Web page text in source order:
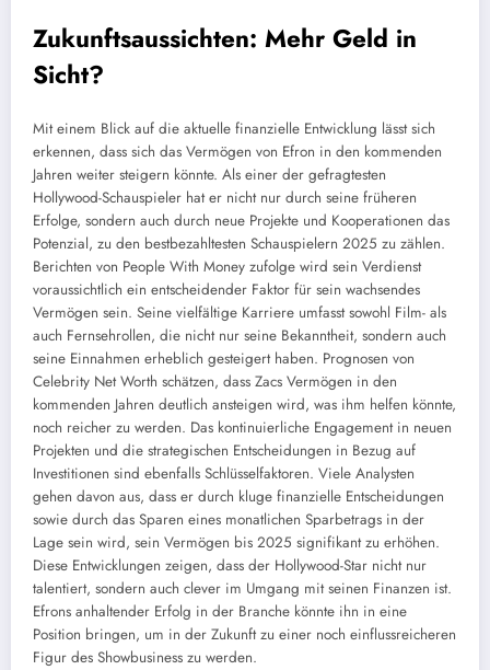
Zukunftsaussichten: Mehr Geld in
Sicht?
Mit einem Blick auf die aktuelle finanzielle Entwicklung lässt sich
erkennen, dass sich das Vermögen von Efron in den kommenden
Jahren weiter steigern könnte. Als einer der gefragtesten
Hollywood-Schauspieler hat er nicht nur durch seine früheren
Erfolge, sondern auch durch neue Projekte und Kooperationen das
Potenzial, zu den bestbezahltesten Schauspielern 2025 zu zählen.
Berichten von People With Money zufolge wird sein Verdienst
voraussichtlich ein entscheidender Faktor für sein wachsendes
Vermögen sein. Seine vielfältige Karriere umfasst sowohl Film- als
auch Fernsehrollen, die nicht nur seine Bekanntheit, sondern auch
seine Einnahmen erheblich gesteigert haben. Prognosen von
Celebrity Net Worth schätzen, dass Zacs Vermögen in den
kommenden Jahren deutlich ansteigen wird, was ihm helfen könnte,
noch reicher zu werden. Das kontinuierliche Engagement in neuen
Projekten und die strategischen Entscheidungen in Bezug auf
Investitionen sind ebenfalls Schlüsselfaktoren. Viele Analysten
gehen davon aus, dass er durch kluge finanzielle Entscheidungen
sowie durch das Sparen eines monatlichen Sparbetrags in der
Lage sein wird, sein Vermögen bis 2025 signifikant zu erhöhen.
Diese Entwicklungen zeigen, dass der Hollywood-Star nicht nur
talentiert, sondern auch clever im Umgang mit seinen Finanzen ist.
Efrons anhaltender Erfolg in der Branche könnte ihn in eine
Position bringen, um in der Zukunft zu einer noch einflussreicheren
Figur des Showbusiness zu werden.